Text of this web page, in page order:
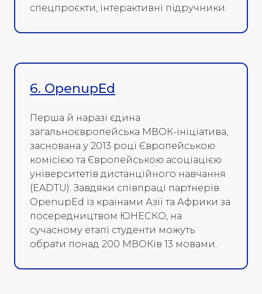
спецпроєкти, інтерактивні підручники.
6. OpenupЕd
Перша й наразі єдина
загальноєвропейська МВОК-ініціатива,
заснована у 2013 році Європейською
комісією та Європейською асоціацією
університетів дистанційного навчання
(EADTU). Завдяки співпраці партнерів
OpenupEd із країнами Азії та Африки за
посередництвом ЮНЕСКО, на
сучасному етапі студенти можуть
обрати понад 200 МВОКів 13 мовами.